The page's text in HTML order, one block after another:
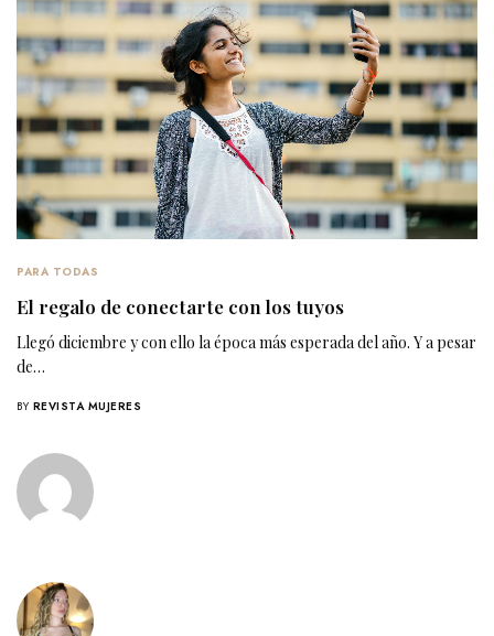
PARA TODAS
El regalo de conectarte con los tuyos
Llegó diciembre y con ello la época más esperada del año. Y a pesar
de…
BY REVISTA MUJERES